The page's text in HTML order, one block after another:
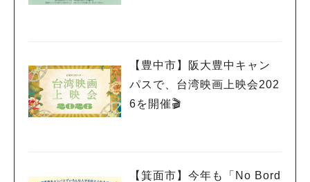
【豊中市】阪大豊中キャン
パスで、台湾映画上映会202
6を開催🎬
【箕面市】今年も「No Bord